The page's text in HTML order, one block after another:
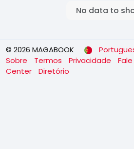
No data to
© 2026 MAGABOOK
Sobre
Termos Privacidade
Center
Diretório